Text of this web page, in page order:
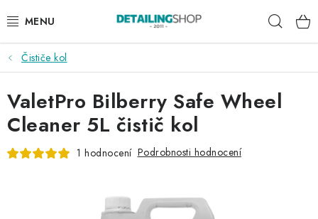
na
AKCE
NOVINKY
EXTERIÉR
Čističe kol
ValetPro Bilberry Safe Wheel
Cleaner 5L čistič kol
1 hodnocení Podrobnosti hodnocení